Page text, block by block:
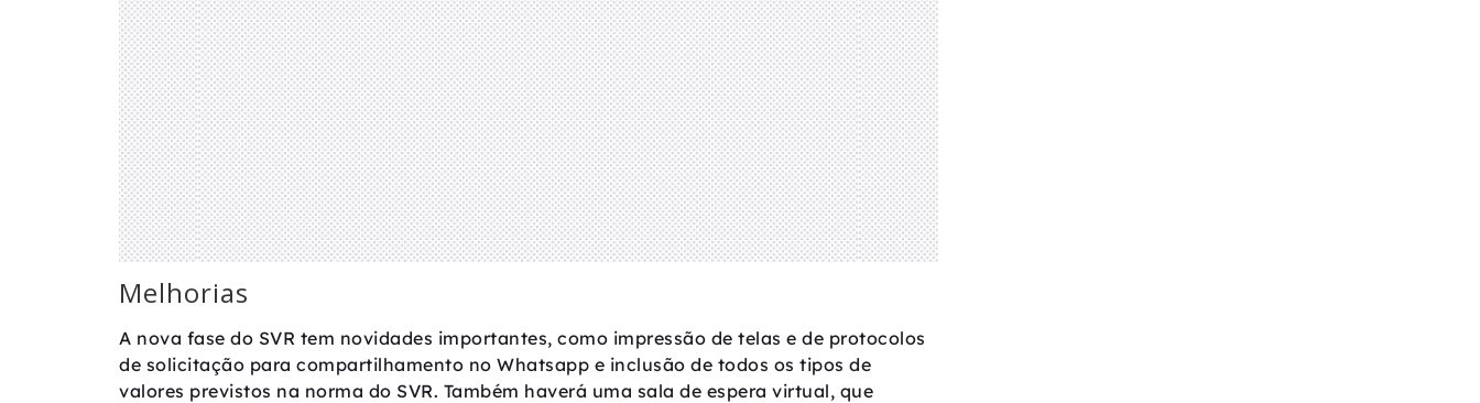
Melhorias
A nova fase do SVR tem novidades importantes, como impressão de telas e de protocolos
de solicitação para compartilhamento no Whatsapp e inclusão de todos os tipos de
valores previstos na norma do SVR. Também haverá uma sala de espera virtual, que